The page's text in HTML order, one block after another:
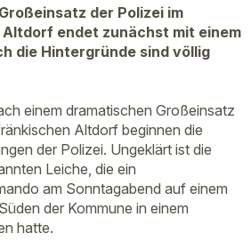
der Polizei im
endet zunächst mit einem
die Hintergründe sind völlig
einem dramatischen Großeinsatz
Altdorf beginnen die
der Polizei. Ungeklärt ist die
Leiche, die ein
am Sonntagabend auf einem
der Kommune in einem
hatte.